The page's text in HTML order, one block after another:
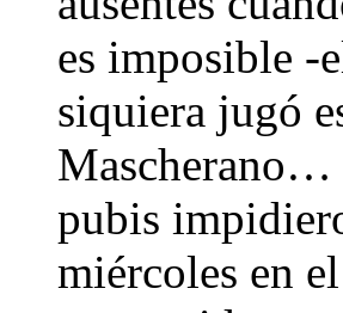
es imposible -
siquiera jugó
Mascherano…
pubis
miércoles en